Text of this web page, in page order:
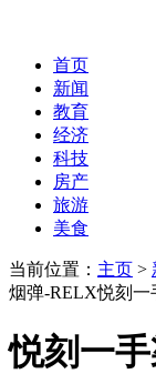
首页
新闻
教育
经济
科技
房产
旅游
美食
当前位置： 主页 >
烟弹-RELX悦刻一
悦刻一